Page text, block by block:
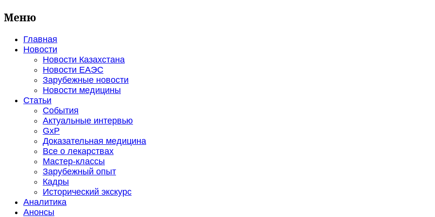
Меню
Главная
Новости
Новости Казахстана
Новости ЕАЭС
Зарубежные новости
Новости медицины
Статьи
События
Актуальные интервью
GxP
Доказательная медицина
Все о лекарствах
Мастер-классы
Зарубежный опыт
Кадры
Исторический экскурс
Аналитика
Анонсы